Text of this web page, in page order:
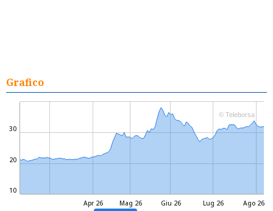
Grafico
Mag 26 Lug 26
Apr 26 Giu 26 Ago 26
10
20
30
© Teleborsa